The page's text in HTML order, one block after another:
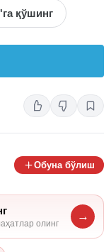
қўшинг
Обуна бўлиш
олинг
→